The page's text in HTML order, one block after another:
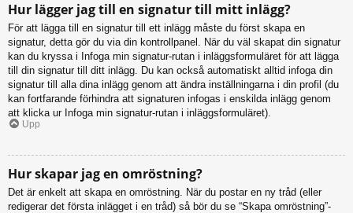
Hur lägger jag till en signatur till mitt inlägg?
För att lägga till en signatur till ett inlägg måste du först skapa en
signatur, detta gör du via din kontrollpanel. När du väl skapat din signatur
kan du kryssa i Infoga min signatur-rutan i inläggsformuläret för att lägga
till din signatur till ditt inlägg. Du kan också automatiskt alltid infoga din
signatur till alla dina inlägg genom att ändra inställningarna i din profil (du
kan fortfarande förhindra att signaturen infogas i enskilda inlägg genom
att klicka ur Infoga min signatur-rutan i inläggsformuläret).
Upp
Hur skapar jag en omröstning?
Det är enkelt att skapa en omröstning. När du postar en ny tråd (eller
redigerar det första inlägget i en tråd) så bör du se “Skapa omröstning”-